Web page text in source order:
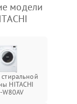
модели
HITACHI
W80AV